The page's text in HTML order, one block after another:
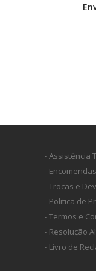
- Assistência
-
- Trocas e
- Politica de
- Termos e
- Resolução
- Livro de